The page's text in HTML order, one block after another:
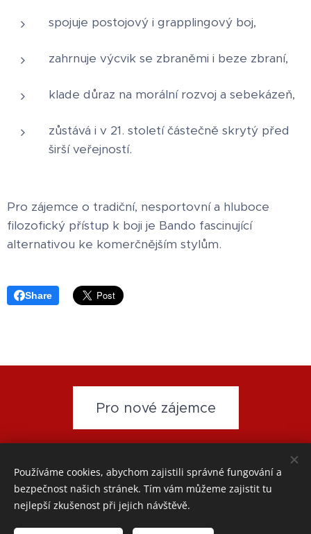
spojuje postojový i grapplingový boj,
zahrnuje výcvik se zbraněmi i beze zbraní,
klade důraz na morální rozvoj a sebekázeň,
zůstává i v 21. století částečně skrytý před
širší veřejností.
Pro zájemce o tradiční, nesportovní a hluboce
filozofický přístup k boji je Bando fascinující
alternativou ke komerčnějším stylům.
Share
Pro nové zájemce
www.wingchun-akademie.cz- email: wingchun-
akademie@seznam.cz
-Přihláška -Partneři - GDPR
Cookies
Používáme cookies, abychom zajistili správné fungování a
bezpečnost našich stránek. Tím vám můžeme zajistit tu
nejlepší zkušenost při jejich návštěvě.